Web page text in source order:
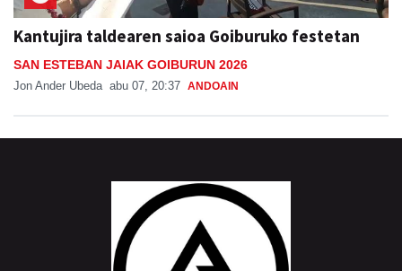
Kantujira taldearen saioa Goiburuko festetan
SAN ESTEBAN JAIAK GOIBURUN 2026
Jon Ander Ubeda abu 07, 20:37 ANDOAIN